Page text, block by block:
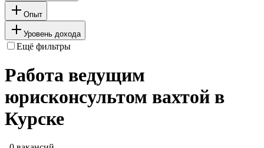
Опыт
Уровень дохода
Ещё фильтры
Работа ведущим
юрисконсультом вахтой в
Курске